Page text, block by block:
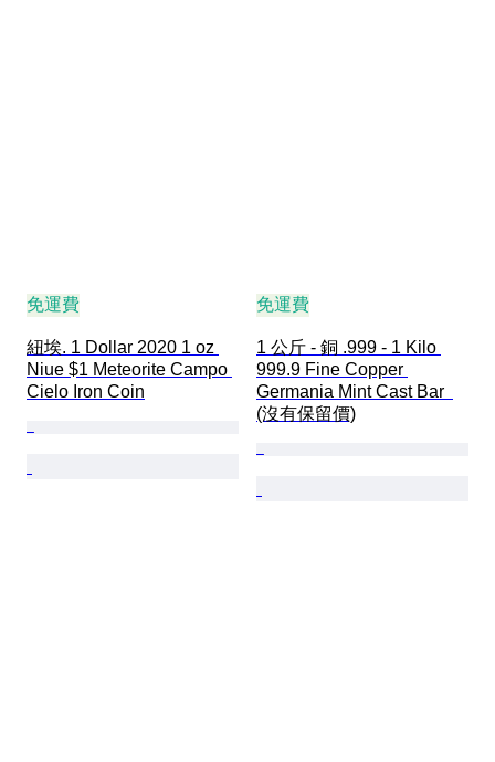
免運費
紐埃. 1 Dollar 2020 1 oz
Niue $1 Meteorite Campo
Cielo Iron Coin
免運費
1 公斤 - 銅 .999 - 1 Kilo
999.9 Fine Copper
Germania Mint Cast Bar
(沒有保留價)